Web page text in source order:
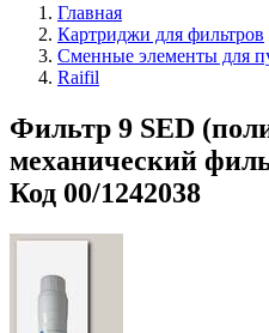
Главная
Картриджи для фильтров
Сменные элементы для
Raifil
Фильтр 9 SED
механический
Код 00/1242038